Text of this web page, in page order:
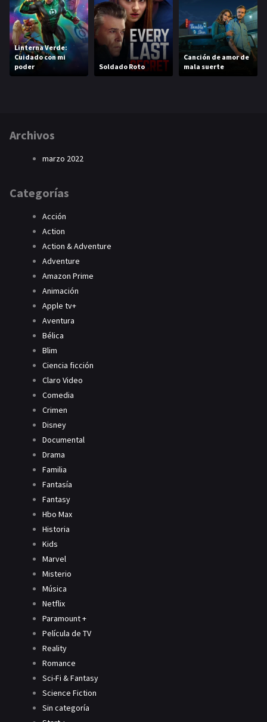
Linterna Verde:
Cuidado con mi
poder
Soldado Roto
Canción de amor de
mala suerte
Archivos
marzo 2022
Categorías
Acción
Action
Action & Adventure
Adventure
Amazon Prime
Animación
Apple tv+
Aventura
Bélica
Blim
Ciencia ficción
Claro Video
Comedia
Crimen
Disney
Documental
Drama
Familia
Fantasía
Fantasy
Hbo Max
Historia
Kids
Marvel
Misterio
Música
Netflix
Paramount +
Película de TV
Reality
Romance
Sci-Fi & Fantasy
Science Fiction
Sin categoría